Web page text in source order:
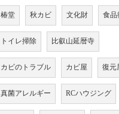
椿堂 秋カビ 文化財 食品
トイレ掃除 比叡山延暦寺
カビのトラブル カビ屋 復元
真菌アレルギー RCハウジング